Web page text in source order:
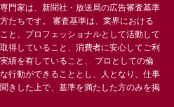
門家は、新聞社・放送局の広告審査基準
たちです。 審査基準は、業界における
と、プロフェッショナルとして活動して
得していること、消費者に安心してご利
績を有していること、 プロとしての倫
行動ができることとし、人となり、仕事
きした上で、基準を満たした方のみを掲